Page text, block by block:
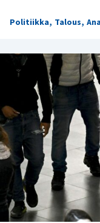
Politiikka, Talous,